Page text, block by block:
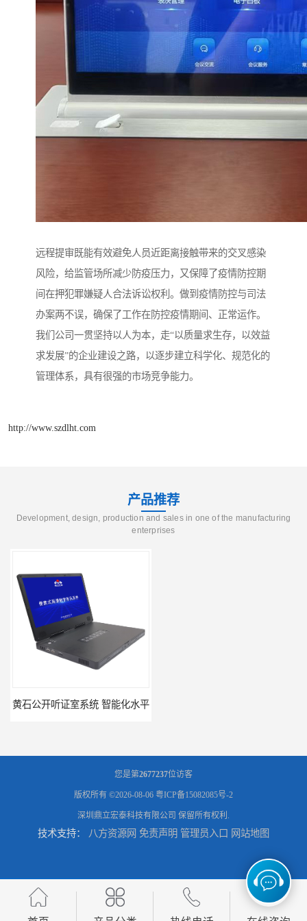
远程提审既能有效避免人员近距离接触带来的交叉感染
风险，给监管场所减少防疫压力，又保障了疫情防控期
间在押犯罪嫌疑人合法诉讼权利。做到疫情防控与司法
办案两不误，确保了工作在防控疫情期间、正常运作。
我们公司一贯坚持以人为本，走“以质量求生存，以效益
求发展”的企业建设之路，以逐步建立科学化、规范化的
管理体系，具有很强的市场竞争能力。
http://www.szdlht.com
产品推荐
Development, design, production and sales in one of the manufacturing
enterprises
黄石公开听证室系统 智能化水平
六盘水模拟法庭厂家 承德心理咨询录像室厂家
您是第2677237位访客
版权所有 ©2026-08-06 粤ICP备15082085号-2
深圳鼎立宏泰科技有限公司 保留所有权利.
技术支持： 八方资源网 免责声明 管理员入口 网站地图